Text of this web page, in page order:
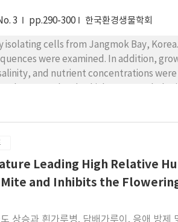
3 pp.290-300 한국환경생물학회
isolating cells from Jangmok Bay,
were examined. In addition,
and nutrient concentrations
catenella. Phylogenetic analyses
Korean isolate of A. pacificum (Group
in nutrient levels, enhanced growth
of nitrate and phosphate. In particular,
in experimental treatments,
of A. pacificum (Group IV).
Leading High Relative
and Inhibits the
상승과 흰가루병, 담배가루이, 응애 방제